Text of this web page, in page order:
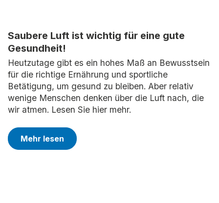
Saubere Luft ist wichtig für eine gute
Gesundheit!
Heutzutage gibt es ein hohes Maß an Bewusstsein
für die richtige Ernährung und sportliche
Betätigung, um gesund zu bleiben. Aber relativ
wenige Menschen denken über die Luft nach, die
wir atmen. Lesen Sie hier mehr.
Mehr lesen